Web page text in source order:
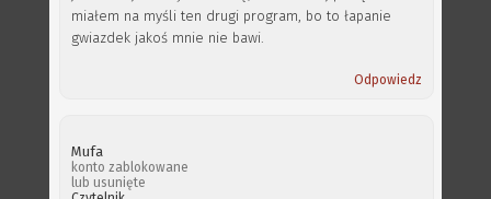
miałem na myśli ten drugi program, bo to łapanie
gwiazdek jakoś mnie nie bawi.
Odpowiedz
Mufa
konto zablokowane
lub usunięte